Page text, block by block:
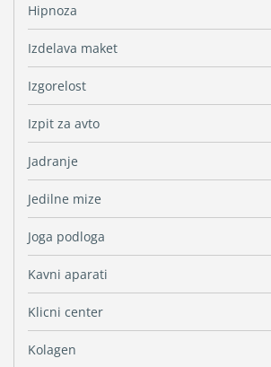
Hipnoza
Izdelava maket
Izgorelost
Izpit za avto
Jadranje
Jedilne mize
Joga podloga
Kavni aparati
Klicni center
Kolagen